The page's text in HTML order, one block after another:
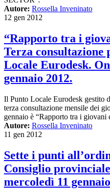
Autore: Rossella Inveninato
12 gen 2012
“Rapporto tra i
Terza consultazione
Locale Eurodesk.
gennaio 2012.
Il Punto Locale Eurodesk gestito
terza consultazione mensile dei
gennaio è “Rapporto tra i giovani
Autore: Rossella Inveninato
11 gen 2012
Sette i punti
Consiglio
mercoledì 11